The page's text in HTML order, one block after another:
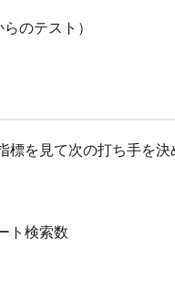
のテスト）
を見て次の打ち手を決
ト検索数